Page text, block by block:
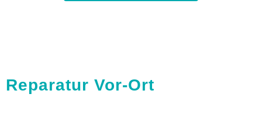
Reparatur Vor-Ort